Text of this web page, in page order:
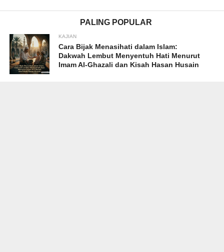
PALING POPULAR
KAJIAN
Cara Bijak Menasihati dalam Islam:
Dakwah Lembut Menyentuh Hati Menurut
Imam Al-Ghazali dan Kisah Hasan Husain